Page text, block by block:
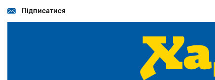
основногоПідписатися